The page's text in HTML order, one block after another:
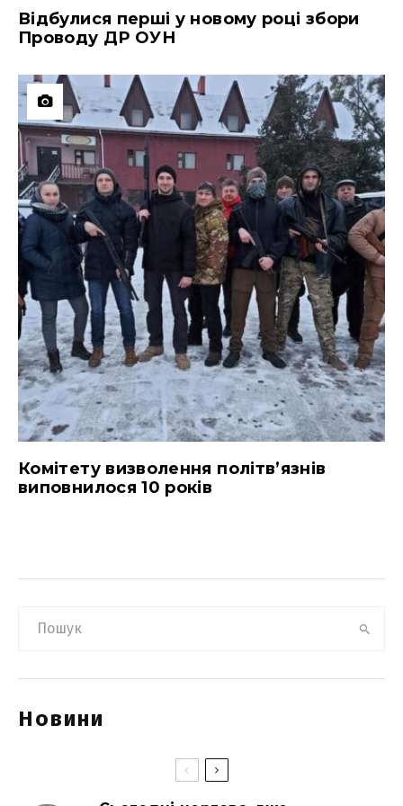
Відбулися перші у новому році збори
Проводу ДР ОУН
Комітету визволення політв’язнів
виповнилося 10 років
Новини